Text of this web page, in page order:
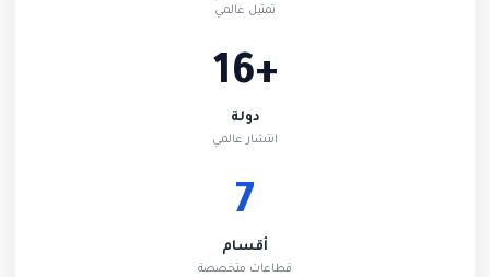
تمثيل عالمي
+16
دولة
انتشار عالمي
7
أقسام
قطاعات متخصصة